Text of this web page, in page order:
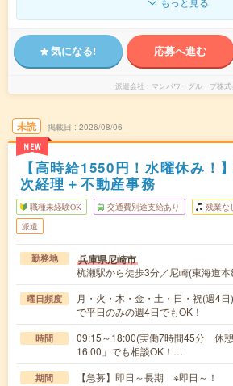
気になる! 応募へ進む
派遣会社 マンパワーグループ株式
未読
NEW
掲載日 2026/08/06
【高時給1550円！水曜休み！
次経理＋不動産事務
職種未経験OK 交通費別途支給あり 残業なし
派遣
勤務地 兵庫県尼崎市
杭瀬駅から徒歩3分／尼崎(東海道
曜日頻度
月・火・木・金・土・日・祝(週4
で平日のみの週4日でもOK！
時間
09:15～18:00(実働7時間45分 休
16:00」でも相談OK！…
期間 【急募】即日～長期 ※即日～！